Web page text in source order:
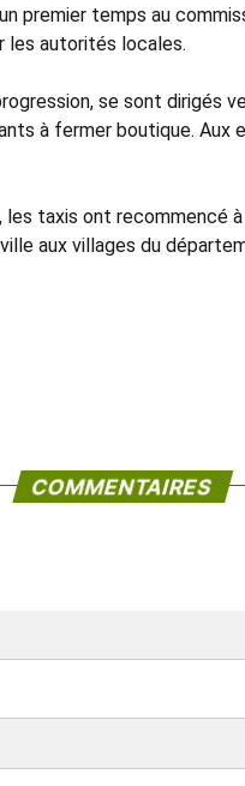
premier temps au
les autorités locales.
se sont dirigés
à fermer boutique. Aux
taxis ont recommencé
aux villages du
COMMENTAIRES